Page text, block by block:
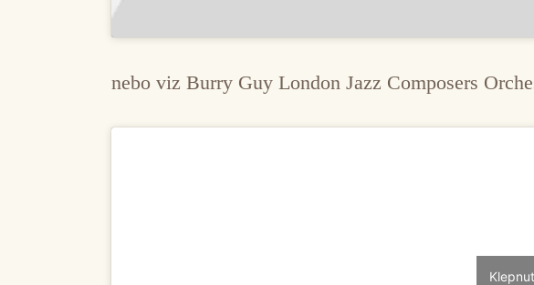
nebo viz Burry Guy London Jazz Composers